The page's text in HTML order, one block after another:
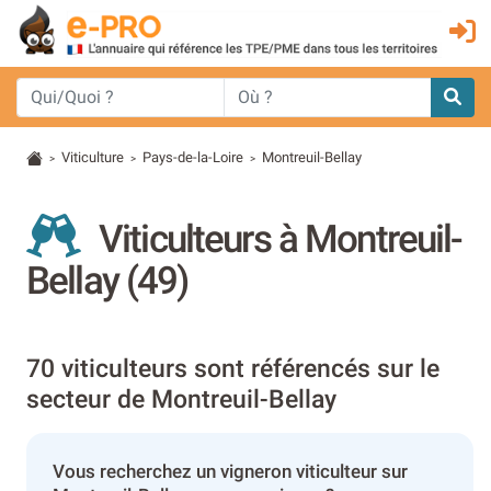
> Viticulture > Pays-de-la-Loire > Montreuil-Bellay
Viticulteurs à Montreuil-
Bellay (49)
70 viticulteurs sont référencés sur le
secteur de Montreuil-Bellay
Vous recherchez un vigneron viticulteur sur